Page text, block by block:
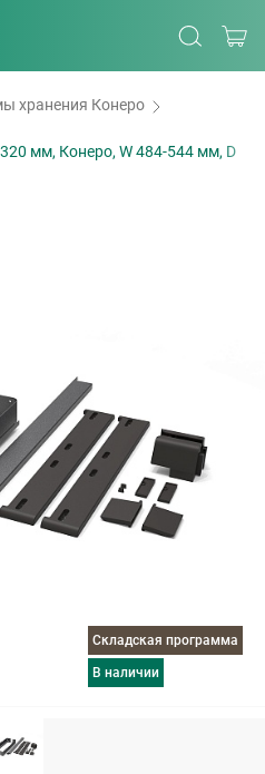
хранения Конеро
мм, Конеро, W 484-544 мм, D
Складская программа
в наличии